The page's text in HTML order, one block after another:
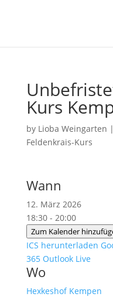
Kurs
by Lioba Weingarten |
Feldenkrais-Kurs
Wann
12. März 2026
18:30 - 20:00
Zum Kalender
ICS herunterladen
365 Outlook Live
Wo
Hexkeshof Kempen